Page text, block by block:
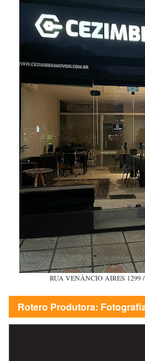
RUA VENÂNCIO AIRES 1299 /
Rotero Produtora: